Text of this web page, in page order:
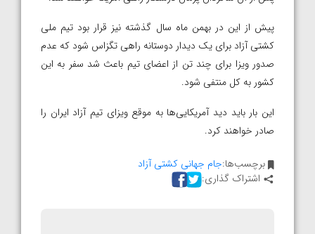
پیش از این در بهمن ماه سال گذشته نیز قرار بود تیم ملی
کشتی آزاد برای یک دیدار دوستانه راهی تگزاس شود که عدم
صدور ویزا برای چند تن از اعضای تیم باعث شد سفر به این
کشور به کل منتفی شود.
این بار باید دید آمریکایی‌ها به موقع ویزای تیم آزاد ایران را
صادر خواهند کرد.
برچسب‌ها:جام جهانی کشتی آزاد
اشتراک گذاری: